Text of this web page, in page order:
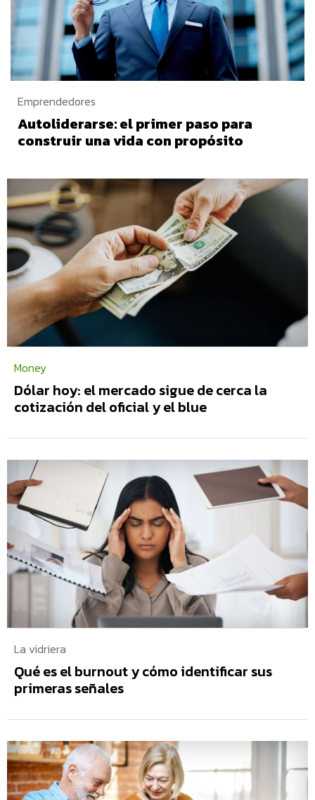
Emprendedores
Autoliderarse: el primer paso para
construir una vida con propósito
Money
Dólar hoy: el mercado sigue de cerca la
cotización del oficial y el blue
La vidriera
Qué es el burnout y cómo identificar sus
primeras señales